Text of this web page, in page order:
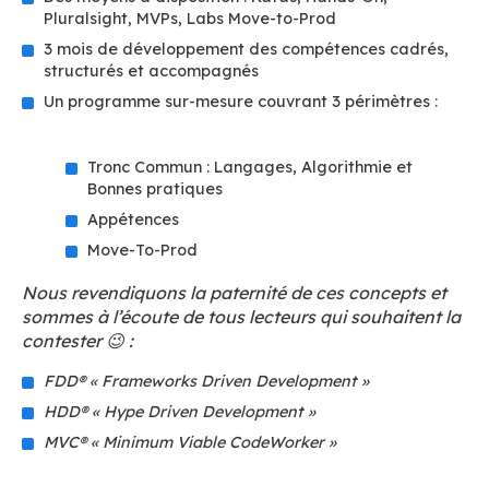
Pluralsight, MVPs, Labs Move-to-Prod
3 mois de développement des compétences cadrés,
structurés et accompagnés
Un programme sur-mesure couvrant 3 périmètres :
Tronc Commun : Langages, Algorithmie et
Bonnes pratiques
Appétences
Move-To-Prod
Nous revendiquons la paternité de ces concepts et
sommes à l’écoute de tous lecteurs qui souhaitent la
contester 😉 :
FDD® « Frameworks Driven Development »
HDD® « Hype Driven Development »
MVC® « Minimum Viable CodeWorker »